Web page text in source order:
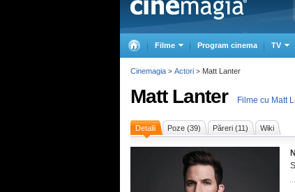
Filme Program cinema TV
Matt Lanter Filme cu Matt
Detalii Poze (39) Păreri (11) Wiki
Cinemagia > Actori > Matt Lanter